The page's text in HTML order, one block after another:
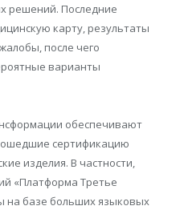
решений. Последние
карту, результаты
после чего
варианты
обеспечивают
сертификацию
изделия. В частности,
«Платформа Третье
на базе больших языковых